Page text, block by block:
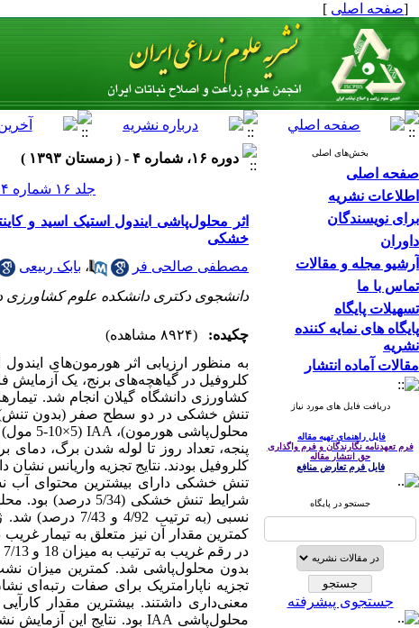
[صفحه اصلی ]
بخش‌های اصلی
صفحه اصلی
اطلاعات نشریه
برای نویسندگان
داوران
آرشیو مجله و مقالات
تماس با ما
تسهیلات پایگاه
پایگاه های نمایه کننده
نشریه
مقالات آماده انتشار
دریافت فایل های مورد نیاز
فایل راهنمای تهیه مقاله
فرم تعهدنامه نگارندگان و فرم واگذاری
حق انتشار مقاله
فایل فرم تعارض منافع
جستجو در پایگاه
جستجوی پیشرفته
دوره ۱۶، شماره ۴ - ( زمستان ۱۳۹۳ )
جلد ۱۶ شماره ۴ صفحات ۳۰۷-۲۹۳
اثر محلول‌پاشی ایندول استیک اسید و
خشکی
مصطفی صالحی فر
، بابک ربیعی
دانشجوی دکتری دانشکده علوم کشاورزی
چکیده:
(۸۹۲۴ مشاهده)
تنش خشکی در دو سطح صفر (بدون تنش)
پنجه، تعداد روز تا لوله شدن برگ،
کلروفیل بودند. نتایج تجزیه واریانس
تجزیه ناپارامتریک برای صفات رتبه‌ای